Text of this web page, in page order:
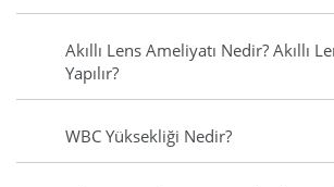
Akıllı Lens Ameliyatı Nedir? Akıllı
Yapılır?
WBC Yüksekliği Nedir?